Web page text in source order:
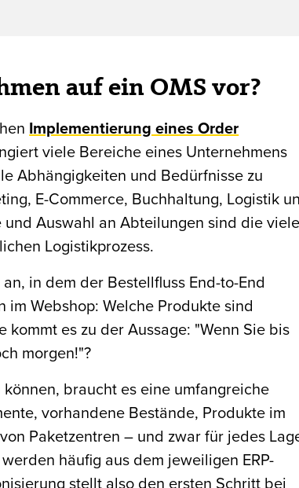
auf ein OMS vor?
Implementierung eines Order
viele Bereiche eines Unternehmens
Abhängigkeiten und Bedürfnisse zu
E-Commerce, Buchhaltung, Logistik
Auswahl an Abteilungen sind die
Logistikprozess.
in dem der Bestellfluss End-to-End
Webshop: Welche Produkte sind
es zu der Aussage: "Wenn Sie bis
morgen!"?
braucht es eine umfangreiche
vorhandene Bestände, Produkte im
Paketzentren – und zwar für jedes
häufig aus dem jeweiligen ERP-
stellt also den ersten Schritt bei